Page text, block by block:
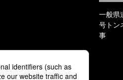
一般県
号トン
事